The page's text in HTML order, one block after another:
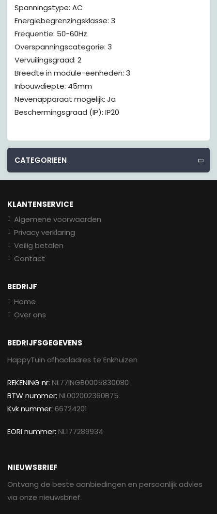
Spanningstype: AC
Energiebegrenzingsklasse: 3
Frequentie: 50-60Hz
Overspanningscategorie: 3
Vervuilingsgraad: 2
Breedte in module-eenheden: 3
Inbouwdiepte: 45mm
Nevenapparaat mogelijk: Ja
Beschermingsgraad (IP): IP20
CATEGORIEEN
KLANTENSERVICE
Algemene voorwaarden
Privacy verklaring
Veilig betalen
Contact
BEDRIJF
Home
Over ons
BEDRIJFSGEGEVENS
HappyTuin afhaaladres te Enkhuizen
REKENING nr: NL77INGB0005830080
BTW nummer: NL002002360B75
Kvk nummer: 66724201
EORI nummer: NL177289934
NIEUWSBRIEF
Ontvang de beste aanbiedingen en persoonlijk advies
via onze nieuwsbrief.